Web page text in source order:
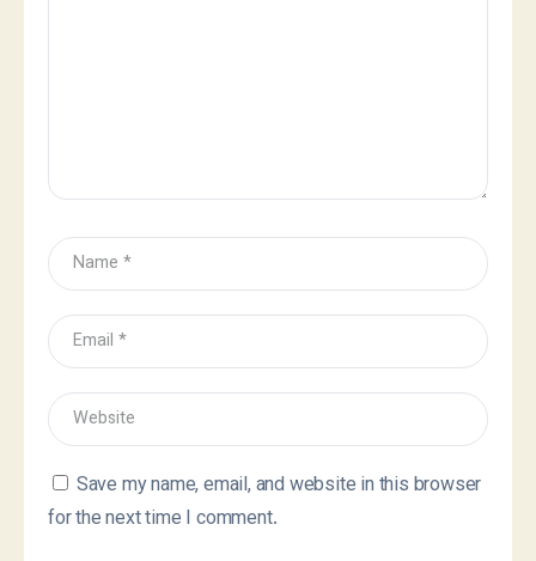
Save my name, email, and website in this browser
for the next time I comment.